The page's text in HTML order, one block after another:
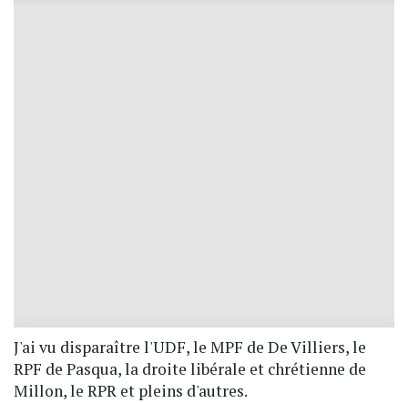
J'ai vu disparaître l'UDF, le MPF de De Villiers, le
RPF de Pasqua, la droite libérale et chrétienne de
Millon, le RPR et pleins d'autres.